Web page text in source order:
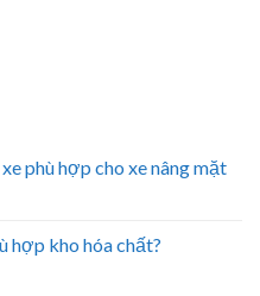
phù hợp cho xe nâng mặt
hợp kho hóa chất?